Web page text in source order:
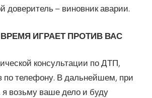
доверитель – виновник аварии.
ИГРАЕТ ПРОТИВ ВАС
консультации по ДТП,
по телефону. В дальнейшем, при
возьму ваше дело и буду